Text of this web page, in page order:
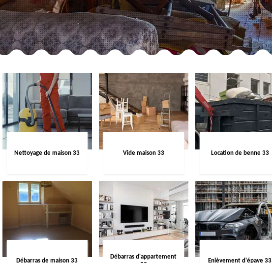
Nettoyage de maison 33 Vide maison 33 Location de benne 33
Débarras de maison 33
Débarras d'appartement
Enlèvement d'épave 33